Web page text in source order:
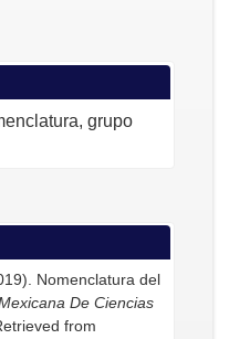
grupo
Nomenclatura del
De Ciencias
from